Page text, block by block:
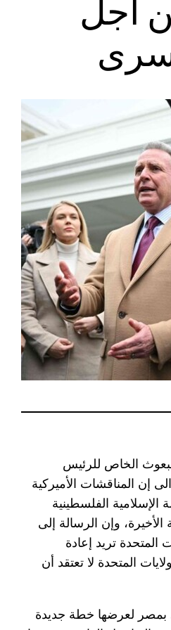
اجل
الخاص للرئيس
إن المناقشات الأميركية
الفلسطينية
وإن الرسالة إلى
المتحدة تريد إعادة
المتحدة لا تعتقد أن
بمصر لعرضها خطة جديدة